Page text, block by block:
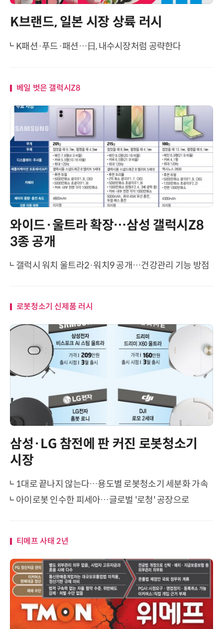
K브랜드, 일본 시장 상륙 러시
K패션·푸드·패션…日, 내수시장처럼 공략한다
베일 벗은 갤럭시Z8
와이드·울트라 확장…삼성 갤럭시Z8
3종 공개
갤럭시 워치 울트라2·워치9 공개…건강관리 기능 방점
로봇청소기 신제품 러시
삼성·LG 참전에 판 커진 로봇청소기
시장
1대로 끝나지 않는다…용도별 로봇청소기 세분화 가속
아이로봇 인수한 피세아…글로벌 '로청' 공장으로
티메프 사태 2년